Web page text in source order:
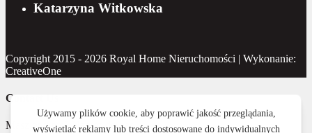
Katarzyna Witkowska
Copyright 2015 - 2026 Royal Home Nieruchomości | Wykonanie:
CreativeOne
Contact Us
Masz pytanie? Napisz do nas